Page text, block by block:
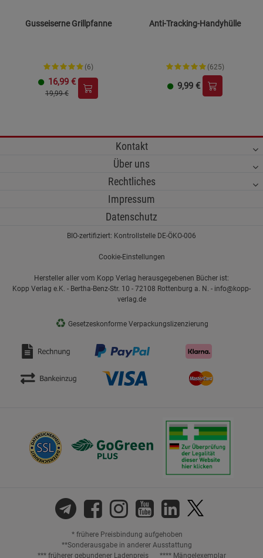
Gusseiserne Grillpfanne
(6)
16,99 €
19,99 €
Anti-Tracking-Handyhülle
(625)
9,99 €
Kontakt
Über uns
Rechtliches
Impressum
Datenschutz
BIO-zertifiziert: Kontrollstelle DE-ÖKO-006
Cookie-Einstellungen
Hersteller aller vom Kopp Verlag herausgegebenen Bücher ist:
Kopp Verlag e.K. - Bertha-Benz-Str. 10 - 72108 Rottenburg a. N. - info@kopp-
verlag.de
♻ Gesetzeskonforme Verpackungslizenzierung
* frühere Preisbindung aufgehoben
**Sonderausgabe in anderer Ausstattung
*** früherer gebundener Ladenpreis
**** Mängelexemplar